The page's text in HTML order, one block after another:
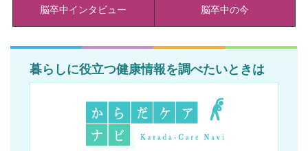
脳卒中インタビュー 脳卒中の今
暮らしに役立つ健康情報を調べたいときは